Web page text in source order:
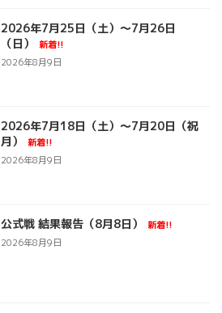
2026年7月25日（土）～7月26日
（日）
新着!!
2026年8月9日
2026年7月18日（土）～7月20日（祝
月）
新着!!
2026年8月9日
公式戦 結果報告（8月8日）
新着!!
2026年8月9日